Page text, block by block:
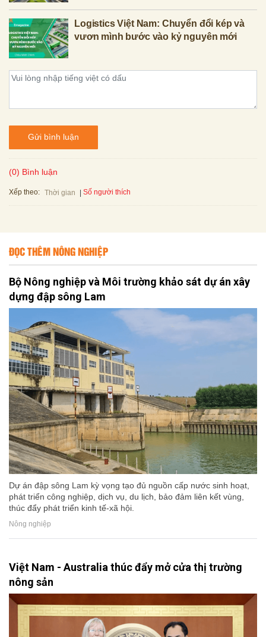
Logistics Việt Nam: Chuyển đổi kép và
vươn mình bước vào kỷ nguyên mới
Gửi bình luận
(0) Bình luận
Xếp theo: Thời gian Số người thích
ĐỌC THÊM NÔNG NGHIỆP
Bộ Nông nghiệp và Môi trường khảo sát dự án xây
dựng đập sông Lam
Dự án đập sông Lam kỳ vọng tạo đủ nguồn cấp nước sinh hoạt,
phát triển công nghiệp, dịch vụ, du lịch, bảo đảm liên kết vùng,
thúc đẩy phát triển kinh tế-xã hội.
Nông nghiệp
Việt Nam - Australia thúc đẩy mở cửa thị trường
nông sản